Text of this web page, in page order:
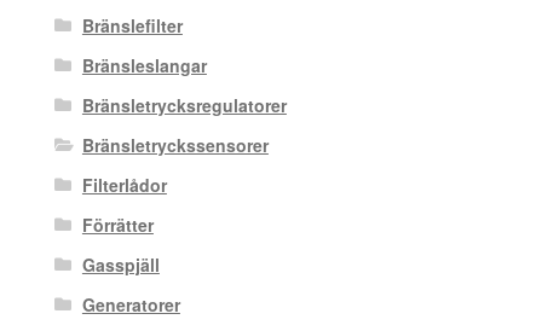
Bränslefilter
Bränsleslangar
Bränsletrycksregulatorer
Bränsletryckssensorer
Filterlådor
Förrätter
Gasspjäll
Generatorer